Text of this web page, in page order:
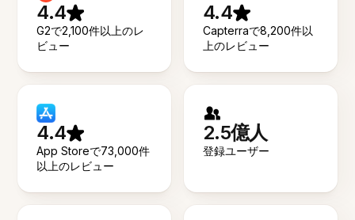
4.4
G2で2,100件以上のレ
ビュー
4.4
Capterraで8,200件以
上のレビュー
4.4
App Storeで73,000件
以上のレビュー
2.5億人
登録ユーザー